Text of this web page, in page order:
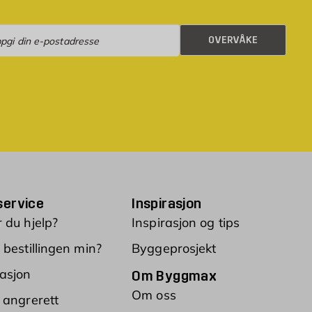
OVERVÅKE
du hjelp?
min?
angrerett
Inspirasjon
Inspirasjon og tips
Byggeprosjekt
Om Byggmax
Om oss